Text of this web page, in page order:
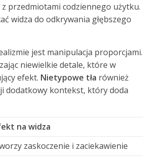
przedmiotami codziennego użytku.
widza do odkrywania głębszego
jest manipulacja proporcjami.
niewielkie detale, które w
efekt. Nietypowe tła również
dodatkowy kontekst, który doda
na widza
zaskoczenie i zaciekawienie